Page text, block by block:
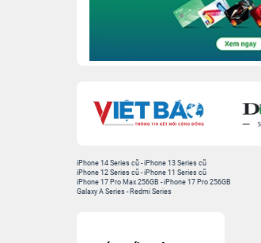
iPhone 14 Series cũ -iPhone 13 Series cũ
iPhone 12 Series cũ -iPhone 11 Series cũ
iPhone 17 Pro Max 256GB -iPhone 17 Pro 256GB
Galaxy A Series - Redmi Series